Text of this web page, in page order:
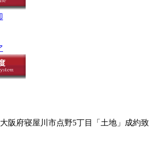
大阪府寝屋川市点野5丁目「土地」成約致